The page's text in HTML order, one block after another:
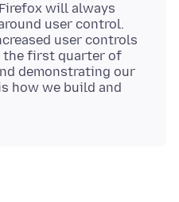
will always
user control.
user controls
the first quarter of
demonstrating our
how we build and